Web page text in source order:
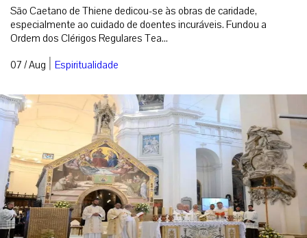
São Caetano de Thiene dedicou-se às obras de caridade,
especialmente ao cuidado de doentes incuráveis. Fundou a
Ordem dos Clérigos Regulares Tea...
07 / Aug | Espiritualidade